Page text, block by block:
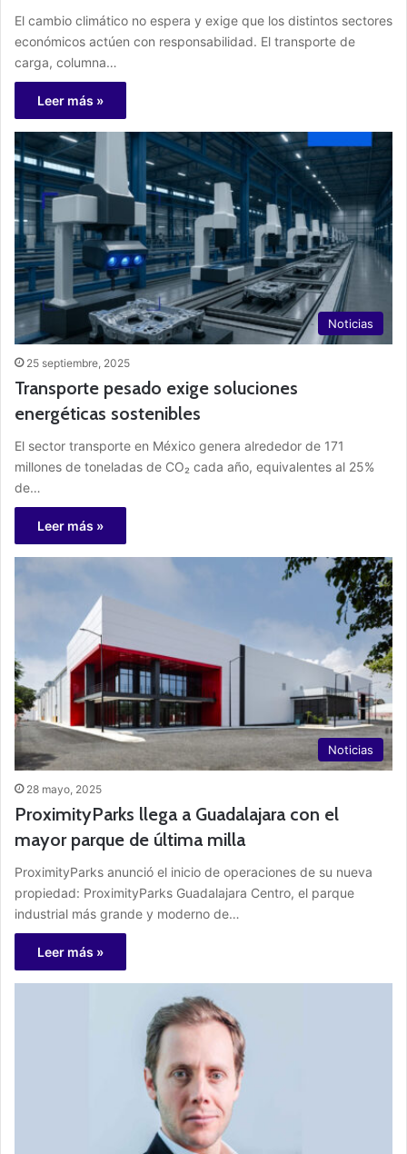
El cambio climático no espera y exige que los distintos sectores
económicos actúen con responsabilidad. El transporte de
carga, columna…
Leer más »
Noticias
25 septiembre, 2025
Transporte pesado exige soluciones
energéticas sostenibles
El sector transporte en México genera alrededor de 171
millones de toneladas de CO₂ cada año, equivalentes al 25%
de…
Leer más »
Noticias
28 mayo, 2025
ProximityParks llega a Guadalajara con el
mayor parque de última milla
ProximityParks anunció el inicio de operaciones de su nueva
propiedad: ProximityParks Guadalajara Centro, el parque
industrial más grande y moderno de…
Leer más »